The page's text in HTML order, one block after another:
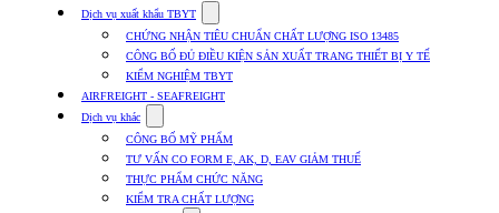
Dịch vụ xuất khẩu TBYT
submenu
for
Dịch
vụ
xuất
TBYT
CHỨNG NHẬN TIÊU CHUẨN CHẤT LƯỢNG ISO 13485
CÔNG BỐ ĐỦ ĐIỀU KIỆN SẢN XUẤT TRANG THIẾT BỊ Y TẾ
KIỂM NGHIỆM TBYT
AIRFREIGHT - SEAFREIGHT
Dịch vụ khác
submenu
for
Dịch
vụ
khác
CÔNG BỐ MỸ PHẨM
TƯ VẤN CO FORM E, AK, D, EAV GIẢM THUẾ
THỰC PHẨM CHỨC NĂNG
KIỂM TRA CHẤT LƯỢNG